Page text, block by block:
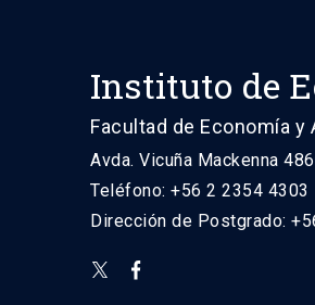
Instituto de
Facultad de Economía y
Avda. Vicuña Mackenna
Teléfono: +56 2 2354 4303
Dirección de Postgrado: